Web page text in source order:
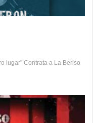
lugar" Contrata a La Beriso